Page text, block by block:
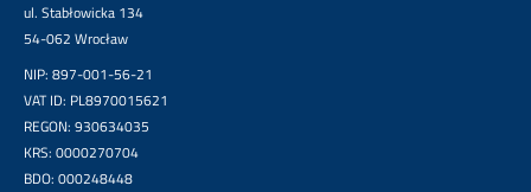
ul. Stabłowicka 134
54-062 Wrocław
NIP: 897-001-56-21
VAT ID: PL8970015621
REGON: 930634035
KRS: 0000270704
BDO: 000248448